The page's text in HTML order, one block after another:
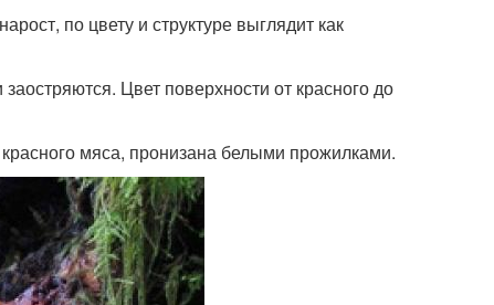
по цвету и структуре выглядит как
Цвет поверхности от красного до
мяса, пронизана белыми прожилками.